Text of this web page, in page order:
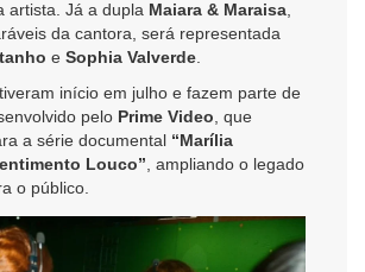
artista. Já a dupla Maiara & Maraisa,
da cantora, será representada
e Sophia Valverde.
início em julho e fazem parte de
pelo Prime Video , que
a série documental “Marília
Louco” , ampliando o legado
o público.